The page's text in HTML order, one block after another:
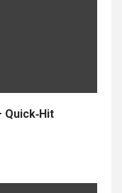
Quick‑Hit